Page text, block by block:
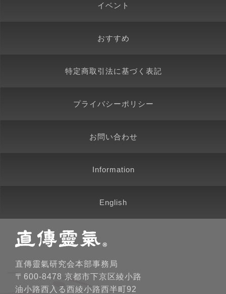
イベント
おすすめ
特定商取引法に基づく表記
プライバシーポリシー
お問い合わせ
Information
English
直傳靈氣研究会本部事務局
〒600-8478 京都市下京区綾小路
油小路西入る西綾小路西半町92